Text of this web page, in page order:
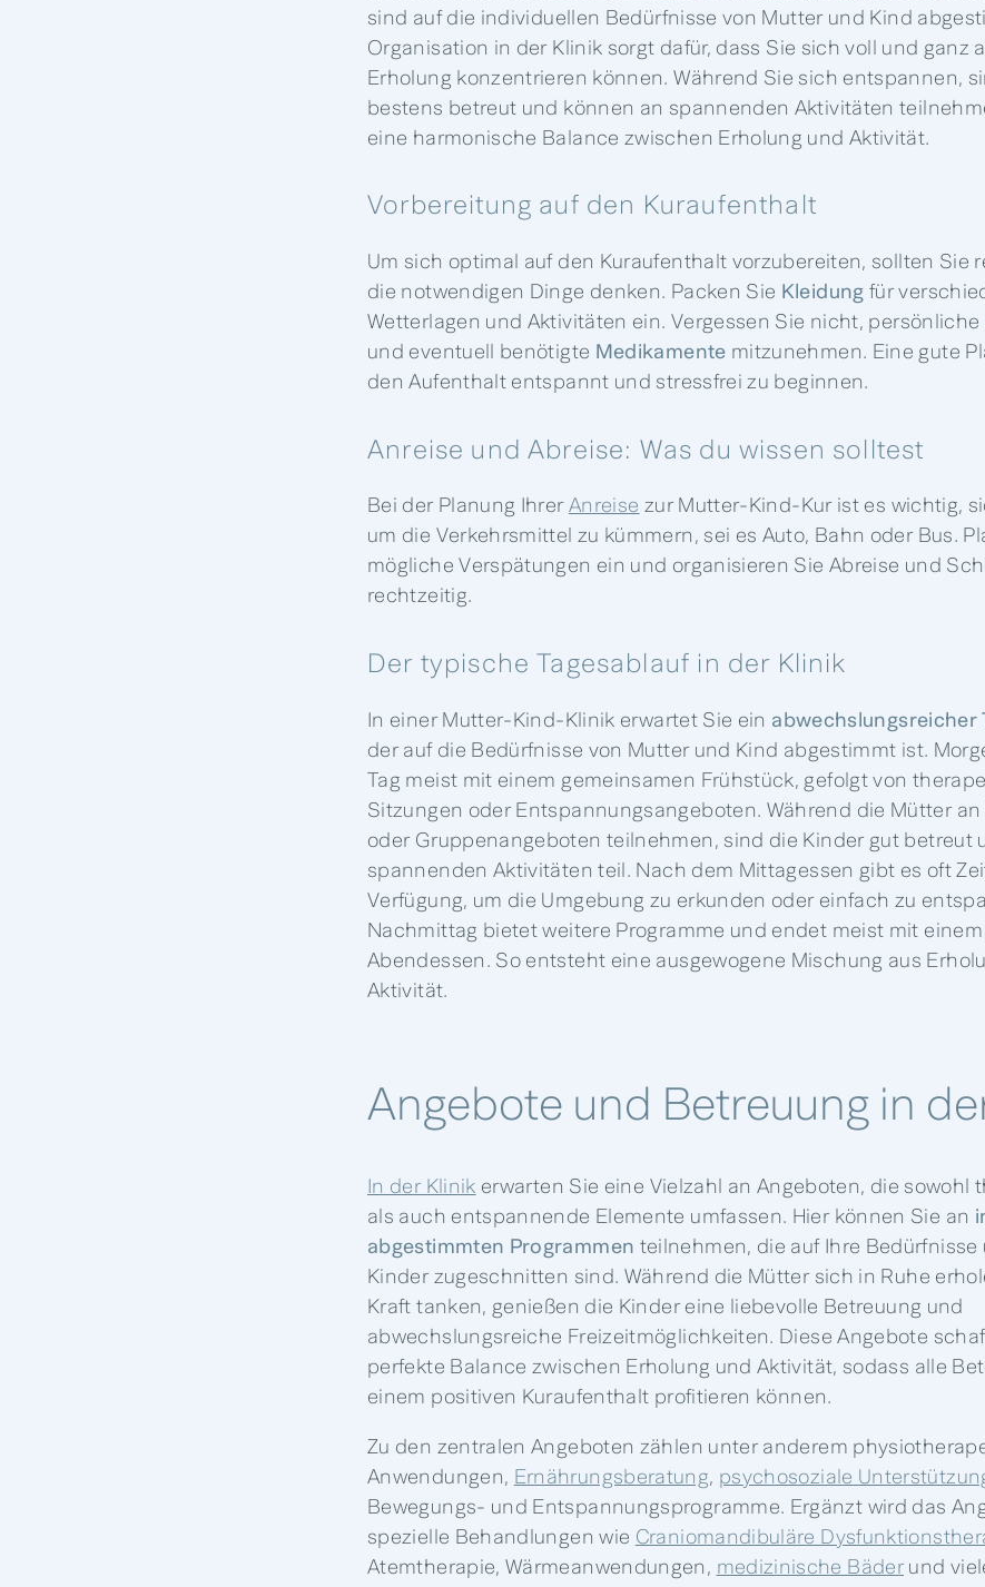
sind auf die individuellen Bedürfnisse von Mutter und Kind
Organisation in der Klinik sorgt dafür, dass Sie sich voll und ganz
Erholung konzentrieren können. Während Sie sich entspannen,
bestens betreut und können an spannenden Aktivitäten
eine harmonische Balance zwischen Erholung und Aktivität.
Vorbereitung auf den Kuraufenthalt
Um sich optimal auf den Kuraufenthalt vorzubereiten, sollten Sie
die notwendigen Dinge denken. Packen Sie Kleidung für
Wetterlagen und Aktivitäten ein. Vergessen Sie nicht, persönliche
und eventuell benötigte Medikamente mitzunehmen. Eine gute
den Aufenthalt entspannt und stressfrei zu beginnen.
Anreise und Abreise: Was du wissen solltest
Bei der Planung IhrerAnreise zur Mutter-Kind-Kur ist es wichtig,
um die Verkehrsmittel zu kümmern, sei es Auto, Bahn oder Bus.
mögliche Verspätungen ein und organisieren Sie Abreise und
rechtzeitig.
Der typische Tagesablauf in der Klinik
In einer Mutter-Kind-Klinik erwartet Sie ein abwechslungsreicher
der auf die Bedürfnisse von Mutter und Kind abgestimmt ist.
Tag meist mit einem gemeinsamen Frühstück, gefolgt von
Sitzungen oder Entspannungsangeboten. Während die Mütter
oder Gruppenangeboten teilnehmen, sind die Kinder gut betreut
spannenden Aktivitäten teil. Nach dem Mittagessen gibt es oft
Verfügung, um die Umgebung zu erkunden oder einfach zu
Nachmittag bietet weitere Programme und endet meist mit
Abendessen. So entsteht eine ausgewogene Mischung aus
Aktivität.
Angebote und Betreuung in
In der Klinik erwarten Sie eine Vielzahl an Angeboten, die sowohl
als auch entspannende Elemente umfassen. Hier können Sie an
abgestimmten Programmen teilnehmen, die auf Ihre Bedürfnisse
Kinder zugeschnitten sind. Während die Mütter sich in Ruhe
Kraft tanken, genießen die Kinder eine liebevolle Betreuung und
abwechslungsreiche Freizeitmöglichkeiten. Diese Angebote
perfekte Balance zwischen Erholung und Aktivität, sodass alle
einem positiven Kuraufenthalt profitieren können.
Zu den zentralen Angeboten zählen unter anderem
Anwendungen, Ernährungsberatung, psychosoziale
Bewegungs- und Entspannungsprogramme. Ergänzt wird das
spezielle Behandlungen wie Craniomandibuläre
Atemtherapie, Wärmeanwendungen, medizinische Bäderund